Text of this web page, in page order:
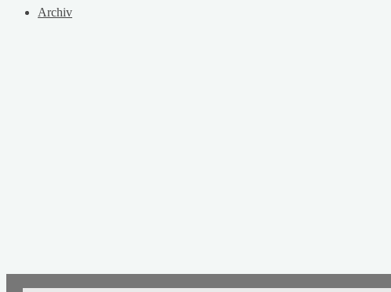
Archiv